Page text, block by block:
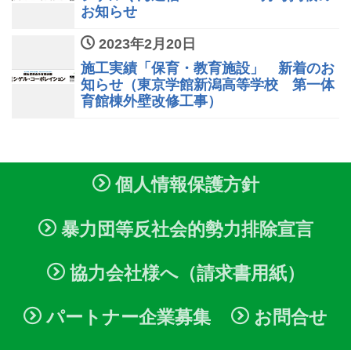
お知らせ
2023年2月20日
施工実績「保育・教育施設」 新着のお
知らせ（東京学館新潟高等学校 第一体
育館棟外壁改修工事）
個人情報保護方針
暴力団等反社会的勢力排除宣言
協力会社様へ（請求書用紙）
パートナー企業募集 お問合せ